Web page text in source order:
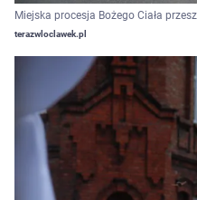
Miejska procesja Bożego Ciała
terazwloclawek.pl